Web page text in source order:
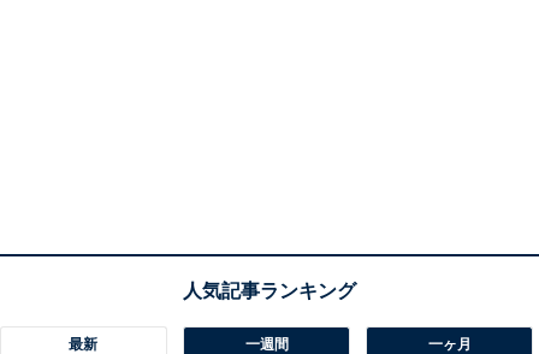
最新 一週間 一ヶ月